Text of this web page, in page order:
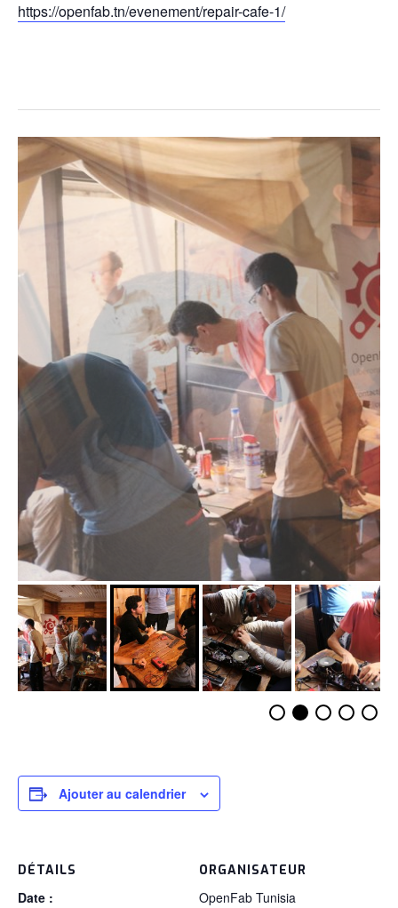
https://openfab.tn/evenement/repair-cafe-1/
Ajouter au calendrier
DÉTAILS
Date :
ORGANISATEUR
OpenFab Tunisia